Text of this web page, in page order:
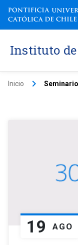
Instituto
Inicio keyboard_arrow_right
19 AGO